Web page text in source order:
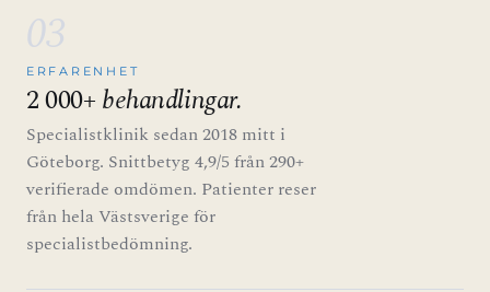
03
ERFARENHET
2 000+behandlingar.
Specialistklinik sedan 2018 mitt i
Göteborg. Snittbetyg 4,9/5 från 290+
verifierade omdömen. Patienter reser
från hela Västsverige för
specialistbedömning.